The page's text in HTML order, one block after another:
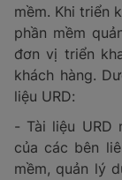
mềm. Khi triển
phần mềm
đơn vị triển
khách hàng.
liệu URD:
- Tài liệu URD
của các bên
mềm, quản lý